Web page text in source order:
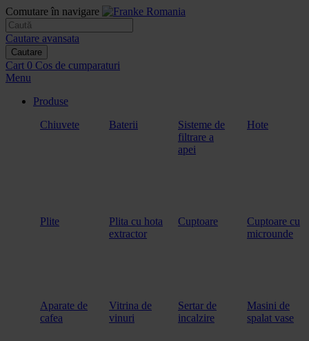
Comutare în navigare
Cautare avansata
Cautare
Cart 0 Cos de cumparaturi
Menu
Produse
Chiuvete
Baterii
Sisteme de
filtrare a
apei
Hote
Plite
Plita cu hota
extractor
Cuptoare
Cuptoare cu
microunde
Aparate de
cafea
Vitrina de
vinuri
Sertar de
incalzire
Masini de
spalat vase